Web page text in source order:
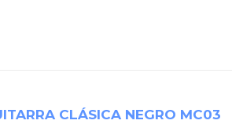
CLÁSICA NEGRO MC03